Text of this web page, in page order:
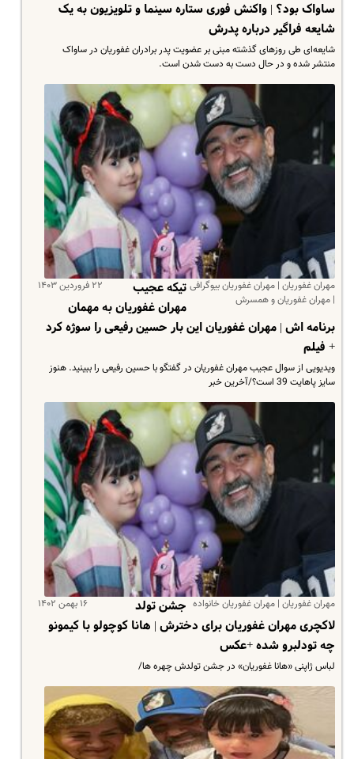
ساواک بود؟ | واکنش فوری ستاره سینما و تلویزیون به یک
شایعه فراگیر درباره پدرش
شایعه‌ای طی روزهای گذشته مبنی بر عضویت پدر برادران غفوریان در ساواک
منتشر شده و در حال دست به دست شدن است.
مهران غفوریان | مهران غفوریان بیوگرافی
| مهران غفوریان و همسرش
۲۲ فروردین ۱۴۰۳
تیکه عجیب
مهران غفوریان به مهمان
برنامه اش | مهران غفوریان این بار حسین رفیعی را سوژه کرد
+ فیلم
ویدیویی از سوال عجیب مهران غفوریان در گفتگو با حسین رفیعی را ببینید. هنوز
سایز پاهایت 39 است؟/آخرین خبر
مهران غفوریان | مهران غفوریان خانواده ۱۶ بهمن ۱۴۰۲
جشن تولد
لاکچری مهران غفوریان برای دخترش | هانا کوچولو با کیمونو
چه تودلبرو شده +عکس
لباس ژاپنی «هانا غفوریان» در جشن تولدش چهره ها/